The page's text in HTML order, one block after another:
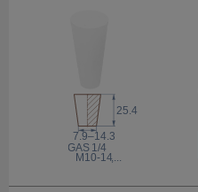
25.4
GAS 1/4
7.9–14.3
M10-14,...